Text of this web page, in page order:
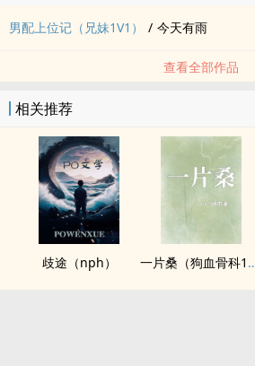
男配上位记（兄妹1V1） / 今天有雨
查看全部作品
相关推荐
歧途（nph） 一片桑（